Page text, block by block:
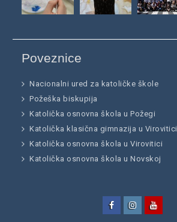
Poveznice
Nacionalni ured za katoličke škole
Požeška biskupija
Katolička osnovna škola u Požegi
Katolička klasična gimnazija u Virovitici
Katolička osnovna škola u Virovitici
Katolička osnovna škola u Novskoj